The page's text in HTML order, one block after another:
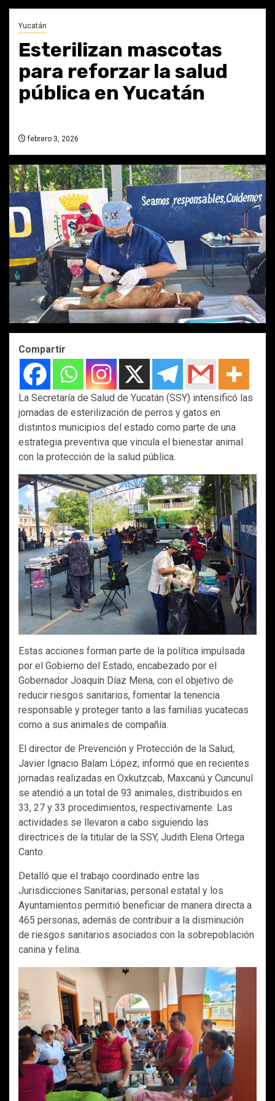
Yucatán
Esterilizan mascotas
para reforzar la salud
pública en Yucatán
febrero 3, 2026
Compartir
La Secretaría de Salud de Yucatán (SSY) intensificó las
jornadas de esterilización de perros y gatos en
distintos municipios del estado como parte de una
estrategia preventiva que vincula el bienestar animal
con la protección de la salud pública.
Estas acciones forman parte de la política impulsada
por el Gobierno del Estado, encabezado por el
Gobernador Joaquín Díaz Mena, con el objetivo de
reducir riesgos sanitarios, fomentar la tenencia
responsable y proteger tanto a las familias yucatecas
como a sus animales de compañía.
El director de Prevención y Protección de la Salud,
Javier Ignacio Balam López, informó que en recientes
jornadas realizadas en Oxkutzcab, Maxcanú y Cuncunul
se atendió a un total de 93 animales, distribuidos en
33, 27 y 33 procedimientos, respectivamente. Las
actividades se llevaron a cabo siguiendo las
directrices de la titular de la SSY, Judith Elena Ortega
Canto.
Detalló que el trabajo coordinado entre las
Jurisdicciones Sanitarias, personal estatal y los
Ayuntamientos permitió beneficiar de manera directa a
465 personas, además de contribuir a la disminución
de riesgos sanitarios asociados con la sobrepoblación
canina y felina.